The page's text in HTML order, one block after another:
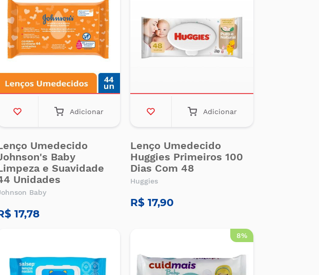
Adicionar
Umedecido
Baby
e Suavidade
Unidades
Baby
17,78
Adicionar
Lenço Umedecido
Huggies Primeiros 100
Dias Com 48
Huggies
R$ 17,90
8%